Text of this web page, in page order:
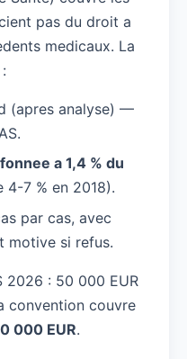
pas du droit a
medicaux. La
(apres analyse) —
a 1,4 % du
4-7 % en 2018).
par cas, avec
motive si refus.
2026 : 50 000 EUR
convention couvre
000 EUR.